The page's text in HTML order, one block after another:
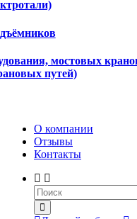
мостовых
путей)
О компании
Отзывы
Контакты